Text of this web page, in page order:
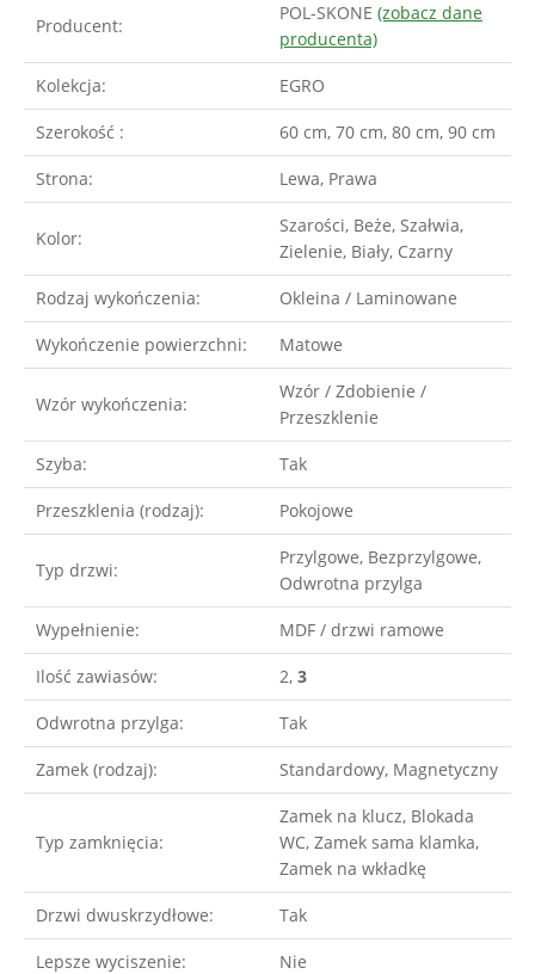
Producent:
POL-SKONE (zobacz dane
producenta)
Kolekcja: EGRO
Szerokość : 60 cm, 70 cm, 80 cm, 90 cm
Strona: Lewa, Prawa
Kolor:
Szarości, Beże, Szałwia,
Zielenie, Biały, Czarny
Rodzaj wykończenia: Okleina / Laminowane
Wykończenie powierzchni: Matowe
Wzór wykończenia:
Wzór / Zdobienie /
Przeszklenie
Szyba: Tak
Przeszklenia (rodzaj): Pokojowe
Typ drzwi:
Przylgowe, Bezprzylgowe,
Odwrotna przylga
Wypełnienie: MDF / drzwi ramowe
Ilość zawiasów: 2, 3
Odwrotna przylga: Tak
Zamek (rodzaj): Standardowy, Magnetyczny
Typ zamknięcia:
Zamek na klucz, Blokada
WC, Zamek sama klamka,
Zamek na wkładkę
Drzwi dwuskrzydłowe: Tak
Lepsze wyciszenie: Nie